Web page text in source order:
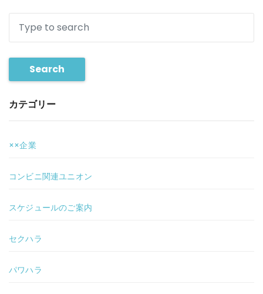
Search
カテゴリー
××企業
コンビニ関連ユニオン
スケジュールのご案内
セクハラ
パワハラ